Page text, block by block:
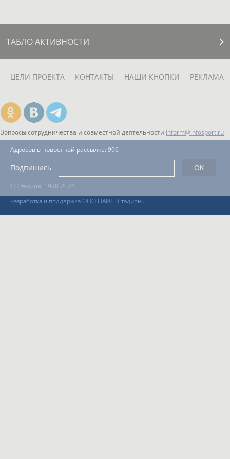
ТАБЛО АКТИВНОСТИ
ЦЕЛИ ПРОЕКТА КОНТАКТЫ НАШИ КНОПКИ РЕКЛАМА
Вопросы сотрудничества и совместной деятельности inform@infosport.ru
© Стадион, 1998-2026
Разработка и поддержка ООО НАИТ «Стадион»
Адресов в новостной рассылке: 996
Подпишись